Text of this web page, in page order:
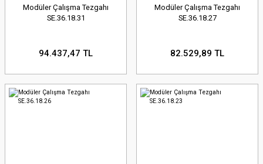
Modüler Çalışma Tezgahı
SE.36.18.31
94.437,47 TL
Modüler Çalışma Tezgahı
SE.36.18.27
82.529,89 TL